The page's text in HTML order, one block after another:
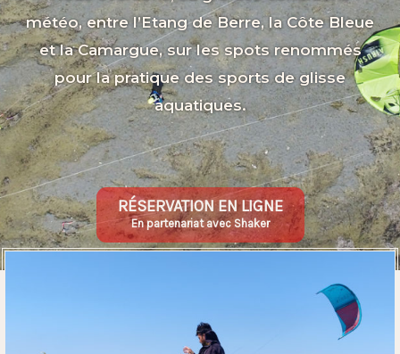
météo, entre l’Etang de Berre, la Côte Bleue
et la Camargue, sur les spots renommés
pour la pratique des sports de glisse
aquatiques.
RÉSERVATION EN LIGNE
En partenariat avec Shaker